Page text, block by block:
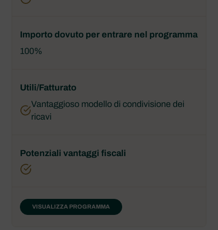
100%
Vantaggioso modello di condivisione dei
ricavi
VISUALIZZA PROGRAMMA